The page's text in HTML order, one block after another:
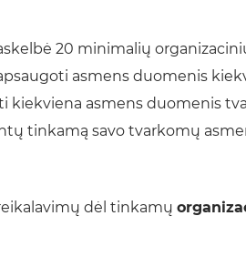
20 minimalių
asmens duomenis
kiekviena asmens duomenis
tinkamą savo tvarkomų
dėl tinkamų